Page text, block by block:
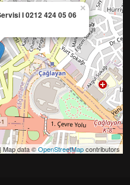
I 0212 424 05 06
×
Map data ©OpenStreetMapcontributors